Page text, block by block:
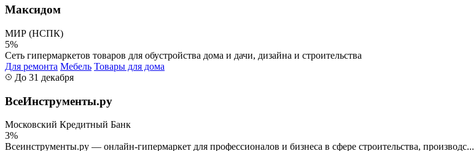
Максидом
МИР (НСПК)
5%
Сеть гипермаркетов товаров для обустройства дома и дачи, дизайна и строительства
Для ремонта Мебель Товары для дома
До 31 декабря
ВсеИнструменты.ру
Московский Кредитный Банк
3%
Всеинструменты.ру — онлайн-гипермаркет для профессионалов и бизнеса в сфере строительства, производс...